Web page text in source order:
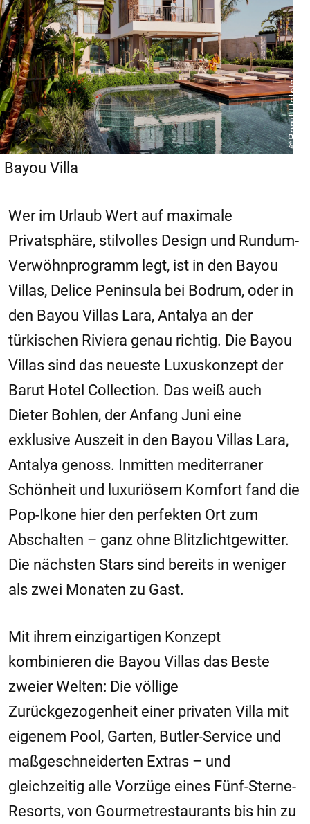
©Barut Hotels
Bayou Villa
Wer im Urlaub Wert auf maximale
Privatsphäre, stilvolles Design und Rundum-
Verwöhnprogramm legt, ist in den Bayou
Villas, Delice Peninsula bei Bodrum, oder in
den Bayou Villas Lara, Antalya an der
türkischen Riviera genau richtig. Die Bayou
Villas sind das neueste Luxuskonzept der
Barut Hotel Collection. Das weiß auch
Dieter Bohlen, der Anfang Juni eine
exklusive Auszeit in den Bayou Villas Lara,
Antalya genoss. Inmitten mediterraner
Schönheit und luxuriösem Komfort fand die
Pop-Ikone hier den perfekten Ort zum
Abschalten – ganz ohne Blitzlichtgewitter.
Die nächsten Stars sind bereits in weniger
als zwei Monaten zu Gast.
Mit ihrem einzigartigen Konzept
kombinieren die Bayou Villas das Beste
zweier Welten: Die völlige
Zurückgezogenheit einer privaten Villa mit
eigenem Pool, Garten, Butler-Service und
maßgeschneiderten Extras – und
gleichzeitig alle Vorzüge eines Fünf-Sterne-
Resorts, von Gourmetrestaurants bis hin zu